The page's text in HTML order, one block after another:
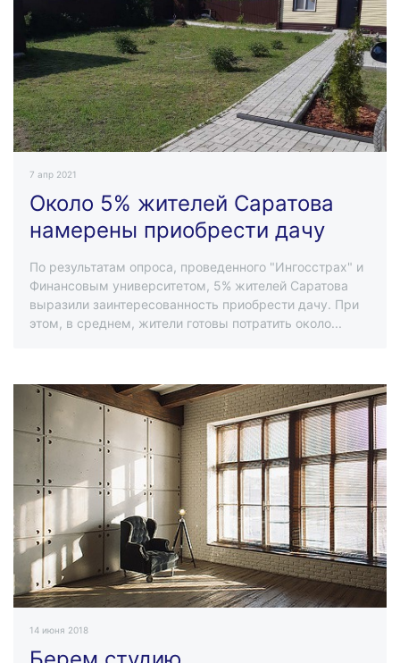
7 апр 2021
Около 5% жителей Саратова
намерены приобрести дачу
По результатам опроса, проведенного "Ингосстрах" и
Финансовым университетом, 5% жителей Саратова
выразили заинтересованность приобрести дачу. При
этом, в среднем, жители готовы потратить около...
14 июня 2018